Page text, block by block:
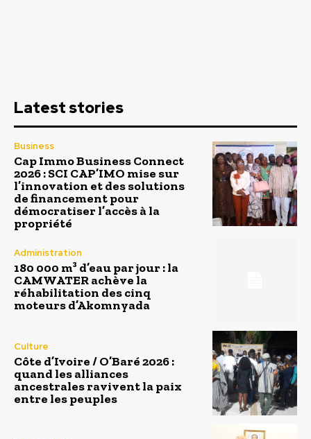
Latest stories
Business
Cap Immo Business Connect
2026 : SCI CAP’IMO mise sur
l’innovation et des solutions
de financement pour
démocratiser l’accès à la
propriété
Administration
180 000 m³ d’eau par jour : la
CAMWATER achève la
réhabilitation des cinq
moteurs d’Akomnyada
Culture
Côte d’Ivoire / O’Baré 2026 :
quand les alliances
ancestrales ravivent la paix
entre les peuples